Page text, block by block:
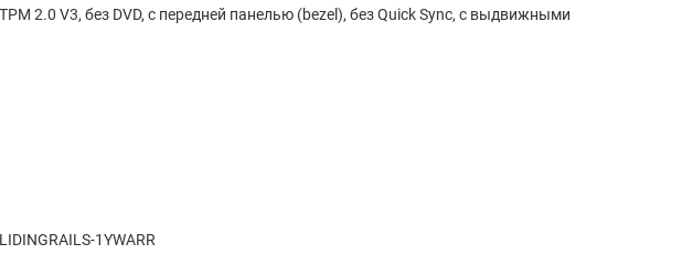
2.0 V3, без DVD, с передней панелью (bezel), без Quick Sync, с выдвижными
1YWARR